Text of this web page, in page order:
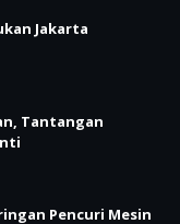
Jakarta
Tantangan
Pencuri Mesin